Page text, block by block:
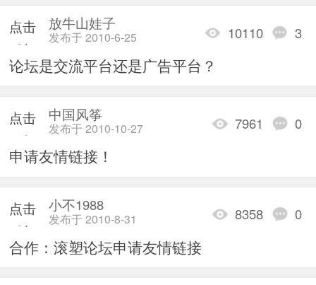
点击
重新
加载
10110 3
放牛山娃子
发布于 2010-6-25
论坛是交流平台还是广告平台？
点击
重新
加载
7961 0
中国风筝
发布于 2010-10-27
申请友情链接！
点击
重新
加载
8358 0
小不1988
发布于 2010-8-31
合作：滚塑论坛申请友情链接